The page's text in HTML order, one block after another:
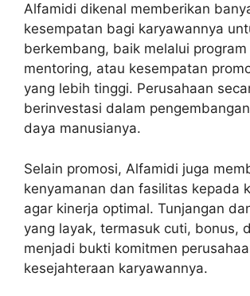
Alfamidi dikenal memberikan
kesempatan bagi karyawannya
berkembang, baik melalui
mentoring, atau kesempatan
yang lebih tinggi. Perusahaan
berinvestasi dalam
daya manusianya.
Selain promosi, Alfamidi juga
kenyamanan dan fasilitas kepada
agar kinerja optimal. Tunjangan
yang layak, termasuk cuti, bonus,
menjadi bukti komitmen
kesejahteraan karyawannya.